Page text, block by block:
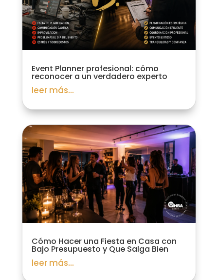
Event Planner profesional: cómo
reconocer a un verdadero experto
leer más...
Cómo Hacer una Fiesta en Casa con
Bajo Presupuesto y Que Salga Bien
leer más...